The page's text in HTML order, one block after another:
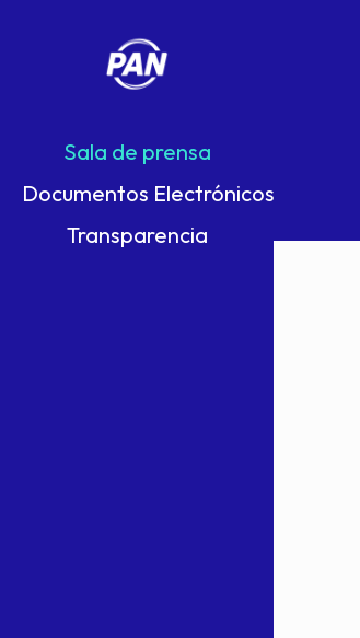
Sala de prensa
Documentos Electrónicos
Transparencia